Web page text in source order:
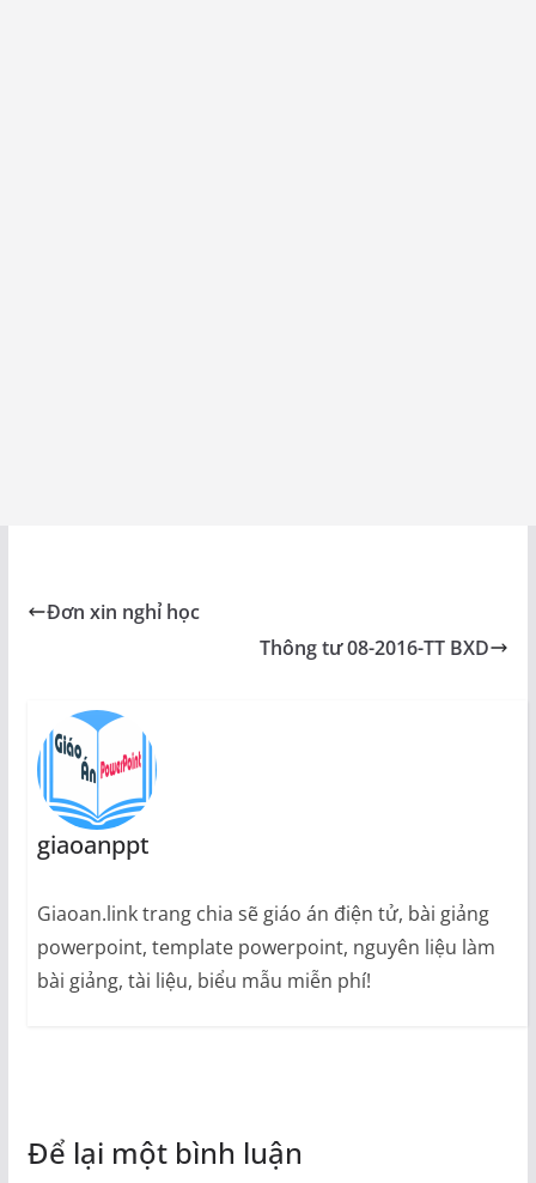
Đơn xin nghỉ học
Thông tư 08-2016-TT BXD
giaoanppt
Giaoan.link trang chia sẽ giáo án điện tử, bài giảng
powerpoint, template powerpoint, nguyên liệu làm
bài giảng, tài liệu, biểu mẫu miễn phí!
Để lại một bình luận